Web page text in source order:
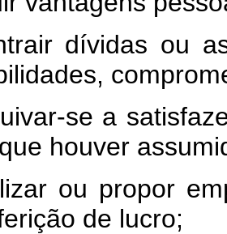
dívidas ou
se a
houver
ou propor
de lucro;